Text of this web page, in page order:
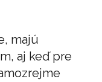
majú
aj keď pre